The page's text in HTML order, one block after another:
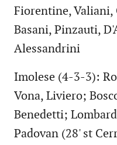
Fiorentine, Valiani,
Basani, Pinzauti,
Alessandrini
Imolese (4-3-3):
Vona, Liviero;
Benedetti;
Padovan (28' st